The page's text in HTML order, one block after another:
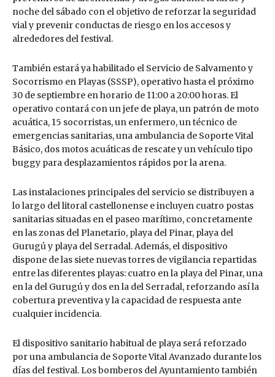
noche del sábado con el objetivo de reforzar la seguridad
vial y prevenir conductas de riesgo en los accesos y
alrededores del festival.
También estará ya habilitado el Servicio de Salvamento y
Socorrismo en Playas (SSSP), operativo hasta el próximo
30 de septiembre en horario de 11:00 a 20:00 horas. El
operativo contará con un jefe de playa, un patrón de moto
acuática, 15 socorristas, un enfermero, un técnico de
emergencias sanitarias, una ambulancia de Soporte Vital
Básico, dos motos acuáticas de rescate y un vehículo tipo
buggy para desplazamientos rápidos por la arena.
Las instalaciones principales del servicio se distribuyen a
lo largo del litoral castellonense e incluyen cuatro postas
sanitarias situadas en el paseo marítimo, concretamente
en las zonas del Planetario, playa del Pinar, playa del
Gurugú y playa del Serradal. Además, el dispositivo
dispone de las siete nuevas torres de vigilancia repartidas
entre las diferentes playas: cuatro en la playa del Pinar, una
en la del Gurugú y dos en la del Serradal, reforzando así la
cobertura preventiva y la capacidad de respuesta ante
cualquier incidencia.
El dispositivo sanitario habitual de playa será reforzado
por una ambulancia de Soporte Vital Avanzado durante los
días del festival. Los bomberos del Ayuntamiento también